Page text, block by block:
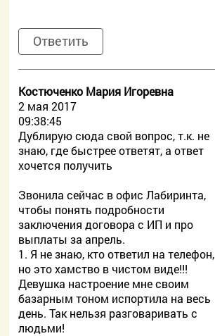
Ответить
Костюченко Мария Игоревна
2 мая 2017
09:38:45
Дублирую сюда свой вопрос, т.к. не
знаю, где быстрее ответят, а ответ
хочется получить
Звонила сейчас в офис Лабиринта,
чтобы понять подробности
заключения договора с ИП и про
выплаты за апрель.
1. Я не знаю, кто ответил на телефон,
но это хамство в чистом виде!!!
Девушка настроение мне своим
базарным тоном испортила на весь
день. Так нельзя разговаривать с
людьми!